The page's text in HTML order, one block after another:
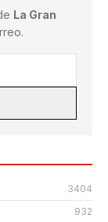
3404
932
La Gran